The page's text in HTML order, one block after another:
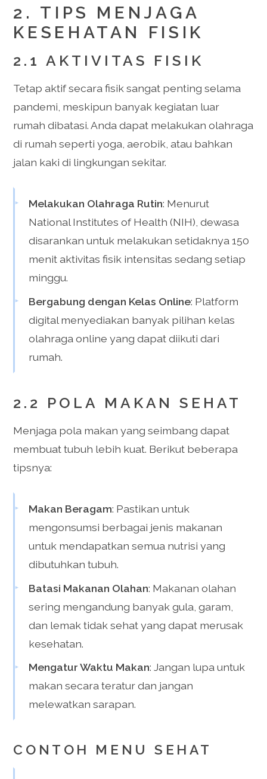
2. TIPS MENJAGA
KESEHATAN FISIK
2.1 AKTIVITAS FISIK
Tetap aktif secara fisik sangat penting selama
pandemi, meskipun banyak kegiatan luar
rumah dibatasi. Anda dapat melakukan olahraga
di rumah seperti yoga, aerobik, atau bahkan
jalan kaki di lingkungan sekitar.
Melakukan Olahraga Rutin: Menurut
National Institutes of Health (NIH), dewasa
disarankan untuk melakukan setidaknya 150
menit aktivitas fisik intensitas sedang setiap
minggu.
Bergabung dengan Kelas Online: Platform
digital menyediakan banyak pilihan kelas
olahraga online yang dapat diikuti dari
rumah.
2.2 POLA MAKAN SEHAT
Menjaga pola makan yang seimbang dapat
membuat tubuh lebih kuat. Berikut beberapa
tipsnya:
Makan Beragam: Pastikan untuk
mengonsumsi berbagai jenis makanan
untuk mendapatkan semua nutrisi yang
dibutuhkan tubuh.
Batasi Makanan Olahan: Makanan olahan
sering mengandung banyak gula, garam,
dan lemak tidak sehat yang dapat merusak
kesehatan.
Mengatur Waktu Makan: Jangan lupa untuk
makan secara teratur dan jangan
melewatkan sarapan.
CONTOH MENU SEHAT